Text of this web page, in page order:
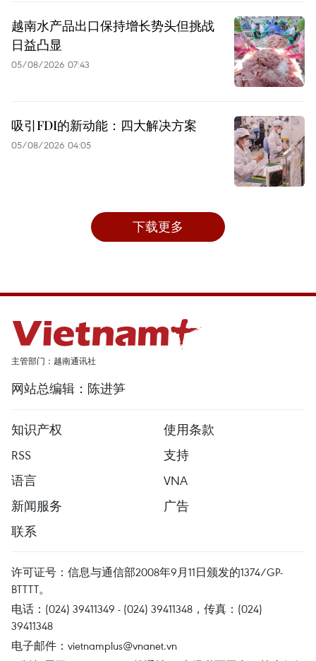
越南水产品出口保持增长势头但挑战
日益凸显
05/08/2026 07:43
吸引FDI的新动能：四大解决方案
05/08/2026 04:05
下载更多
主管部门：越南通讯社
网站总编辑：陈进笋
知识产权
使用条款
RSS
支持
语言
VNA
新闻服务
广告
联系
许可证号：信息与通信部2008年9月11日颁发的1374/GP-
BTTTT。
电话：(024) 39411349 - (024) 39411348，传真：(024)
39411348
电子邮件： vietnamplus@vnanet.vn